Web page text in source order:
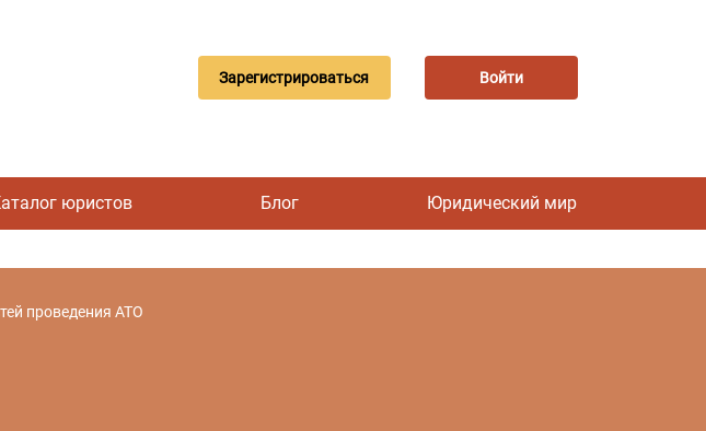
Зарегистрироваться Войти
юристов Блог Юридический мир
проведения АТО